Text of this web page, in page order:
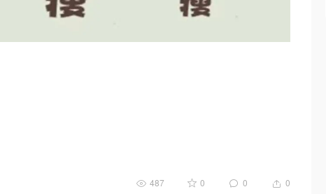
487 0 0 0